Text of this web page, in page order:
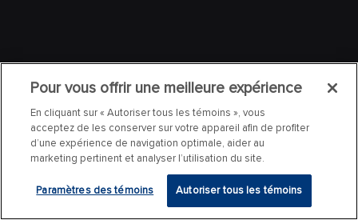
Pour vous offrir une meilleure expérience
En cliquant sur « Autoriser tous les témoins », vous
acceptez de les conserver sur votre appareil afin de profiter
d’une expérience de navigation optimale, aider au
marketing pertinent et analyser l’utilisation du site.
Paramètres des témoins Autoriser tous les témoins